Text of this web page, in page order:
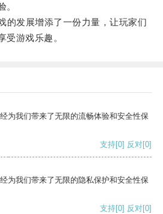
。
发展增添了一份力量，让玩家们
受游戏乐趣。
为我们带来了无限的流畅体验和安全性保
支持[0] 反对[0]
为我们带来了无限的隐私保护和安全性保
支持[0] 反对[0]